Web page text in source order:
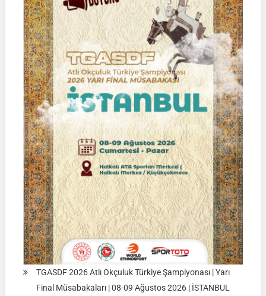
|
Yarı
Final
Müsabakası
15
Ağustos
2026
|
Ulupamir-
Erciş/VAN
TGASDF 2026 Atlı Okçuluk Türkiye Şampiyonası | Yarı
Final Müsabakaları | 08-09 Ağustos 2026 | İSTANBUL